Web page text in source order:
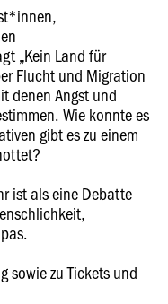
„Kein Land für
Flucht und Migration
denen Angst und
Wie konnte es
gibt es zu einem
ist als eine Debatte
sowie zu Tickets und